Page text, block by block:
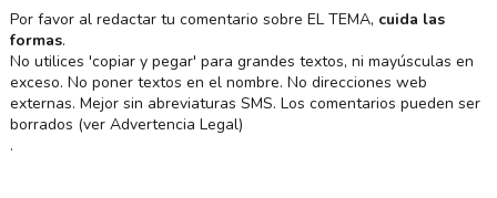
Por favor al redactar tu comentario sobre EL TEMA, cuida las
formas.
No utilices 'copiar y pegar' para grandes textos, ni mayúsculas en
exceso. No poner textos en el nombre. No direcciones web
externas. Mejor sin abreviaturas SMS. Los comentarios pueden ser
borrados (ver Advertencia Legal)
.